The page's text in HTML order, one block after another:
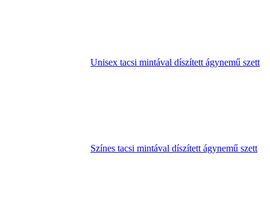
Unisex tacsi mintával díszített ágynemű szett
Színes tacsi mintával díszített ágynemű szett